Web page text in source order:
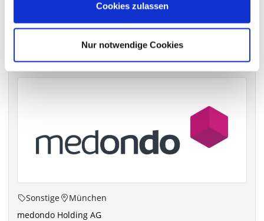
Cookies zulassen
Nur notwendige Cookies
Die nächsten Termine
Sonstige
München
medondo Holding AG